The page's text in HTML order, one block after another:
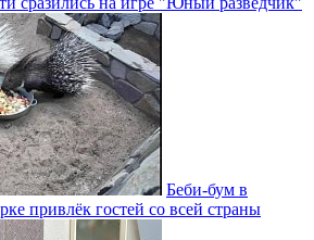
Беби-бум в
привлёк гостей со всей страны